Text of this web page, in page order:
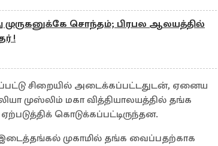
முருகனுக்கே சொந்தம்; பிரபல ஆலயத்தில்
!
சிறையில் அடைக்கப்பட்டதுடன், ஏனைய
முஸ்லிம் மகா வித்தியாலயத்தில் தங்க
கொடுக்கப்பட்டிருந்தன.
முகாமில் தங்க வைப்பதற்காக